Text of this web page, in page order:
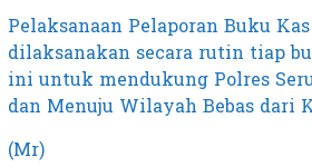
Pelaksanaan Pelaporan Buku
dilaksanakan secara rutin tiap
ini untuk mendukung Polres
dan Menuju Wilayah Bebas dari
(Mr)